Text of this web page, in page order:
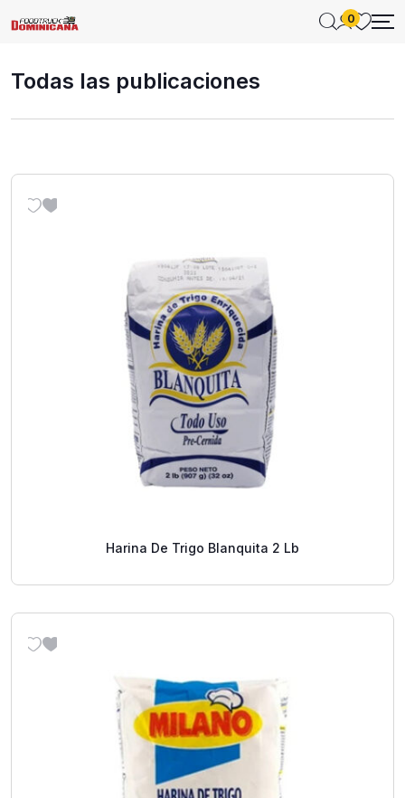
0
Todas las publicaciones
Harina De Trigo Blanquita 2 Lb